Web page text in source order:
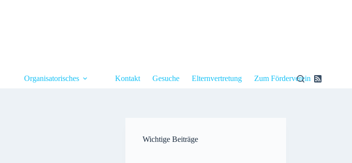
Organisatorisches Kontakt Gesuche Elternvertretung Zum Förderverein
Wichtige Beiträge